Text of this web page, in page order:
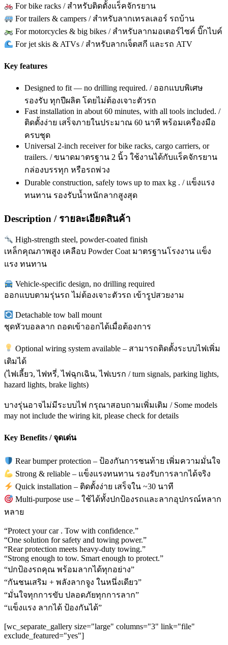
For bike racks / สำหรับติดตั้งแร็คจักรยาน
For trailers & campers / สำหรับลากเทรลเลอร์ รถบ้าน
For motorcycles & big bikes / สำหรับลากมอเตอร์ไซค์ บิ๊กไบค์
For jet skis & ATVs / สำหรับลากเจ็ตสกี และรถ ATV
Key features
Designed to fit — no drilling required. / ออกแบบพิเศษ
รองรับ ทุกปีผลิต โดยไม่ต้องเจาะตัวรถ
Fast installation in about 60 minutes, with all tools included. /
ติดตั้งง่าย เสร็จภายในประมาณ 60 นาที พร้อมเครื่องมือ
ครบชุด
Universal 2-inch receiver for bike racks, cargo carriers, or
trailers. / ขนาดมาตรฐาน 2 นิ้ว ใช้งานได้กับแร็คจักรยาน
กล่องบรรทุก หรือรถพ่วง
Durable construction, safely tows up to max kg . / แข็งแรง
ทนทาน รองรับน้ำหนักลากสูงสุด
Description / รายละเอียดสินค้า
High-strength steel, powder-coated finish
เหล็กคุณภาพสูง เคลือบ Powder Coat มาตรฐานโรงงาน แข็ง
แรง ทนทาน
Vehicle-specific design, no drilling required
ออกแบบตามรุ่นรถ ไม่ต้องเจาะตัวรถ เข้ารูปสวยงาม
Detachable tow ball mount
ชุดหัวบอลลาก ถอดเข้าออกได้เมื่อต้องการ
Optional wiring system available – สามารถติดตั้งระบบไฟเพิ่ม
เติมได้
(ไฟเลี้ยว, ไฟหรี่, ไฟฉุกเฉิน, ไฟเบรก / turn signals, parking lights,
hazard lights, brake lights)
บางรุ่นอาจไม่มีระบบไฟ กรุณาสอบถามเพิ่มเติม / Some models
may not include the wiring kit, please check for details
Key Benefits / จุดเด่น
Rear bumper protection – ป้องกันการชนท้าย เพิ่มความมั่นใจ
Strong & reliable – แข็งแรงทนทาน รองรับการลากได้จริง
Quick installation – ติดตั้งง่าย เสร็จใน ~30 นาที
Multi-purpose use – ใช้ได้ทั้งปกป้องรถและลากอุปกรณ์หลาก
หลาย
“Protect your car . Tow with confidence.”
“One solution for safety and towing power.”
“Rear protection meets heavy-duty towing.”
“Strong enough to tow. Smart enough to protect.”
“ปกป้องรถคุณ พร้อมลากได้ทุกอย่าง”
“กันชนเสริม + พลังลากจูง ในหนึ่งเดียว”
“มั่นใจทุกการขับ ปลอดภัยทุกการลาก”
“แข็งแรง ลากได้ ป้องกันได้”
[wc_separate_gallery size="large" columns="3" link="file"
exclude_featured="yes"]